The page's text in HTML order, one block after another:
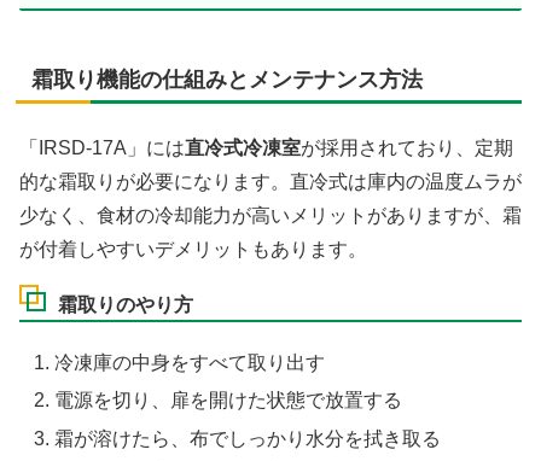
霜取り機能の仕組みとメンテナンス方法
「IRSD-17A」には直冷式冷凍室が採用されており、定期
的な霜取りが必要になります。直冷式は庫内の温度ムラが
少なく、食材の冷却能力が高いメリットがありますが、霜
が付着しやすいデメリットもあります。
霜取りのやり方
冷凍庫の中身をすべて取り出す
電源を切り、扉を開けた状態で放置する
霜が溶けたら、布でしっかり水分を拭き取る